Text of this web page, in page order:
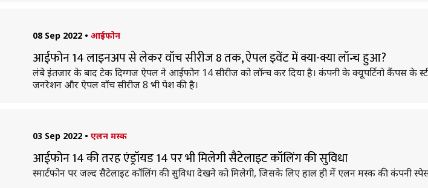
08 Sep 2022 • आईफोन
आईफोन 14 लाइनअप से लेकर वॉच सीरीज 8 तक, ऐपल इवेंट में क्या-क्या लॉन्च हुआ?
लंबे इंतजार के बाद टेक दिग्गज ऐपल ने आईफोन 14 सीरीज को लॉन्च कर दिया है। कंपनी के क्यूपर्टिनो कैंपस के
जनरेशन और ऐपल वॉच सीरीज 8 भी पेश की है।
03 Sep 2022 • एलन मस्क
आईफोन 14 की तरह एंड्रॉयड 14 पर भी मिलेगी सैटेलाइट कॉलिंग की सुविधा
स्मार्टफोन पर जल्द सैटेलाइट कॉलिंग की सुविधा देखने को मिलेगी, जिसके लिए हाल ही में एलन मस्क की कंपनी